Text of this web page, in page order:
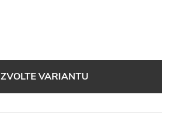
ZVOLTE VARIANTU